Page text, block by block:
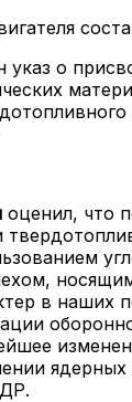
о
оценил, что
в наших
ядерных